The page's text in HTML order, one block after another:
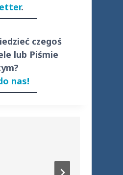
.
czegoś
lub Piśmie
nas!